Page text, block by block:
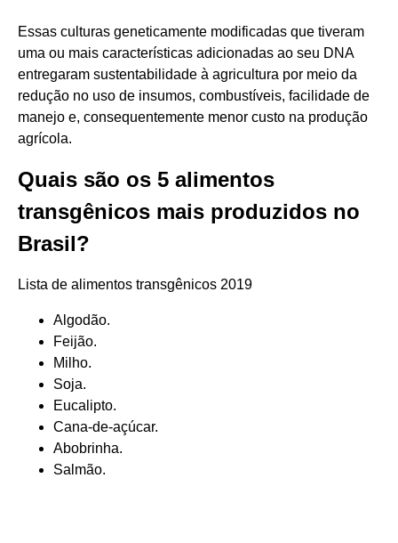
Essas culturas geneticamente modificadas que tiveram
uma ou mais características adicionadas ao seu DNA
entregaram sustentabilidade à agricultura por meio da
redução no uso de insumos, combustíveis, facilidade de
manejo e, consequentemente menor custo na produção
agrícola.
Quais são os 5 alimentos
transgênicos mais produzidos no
Brasil?
Lista de alimentos transgênicos 2019
Algodão.
Feijão.
Milho.
Soja.
Eucalipto.
Cana-de-açúcar.
Abobrinha.
Salmão.